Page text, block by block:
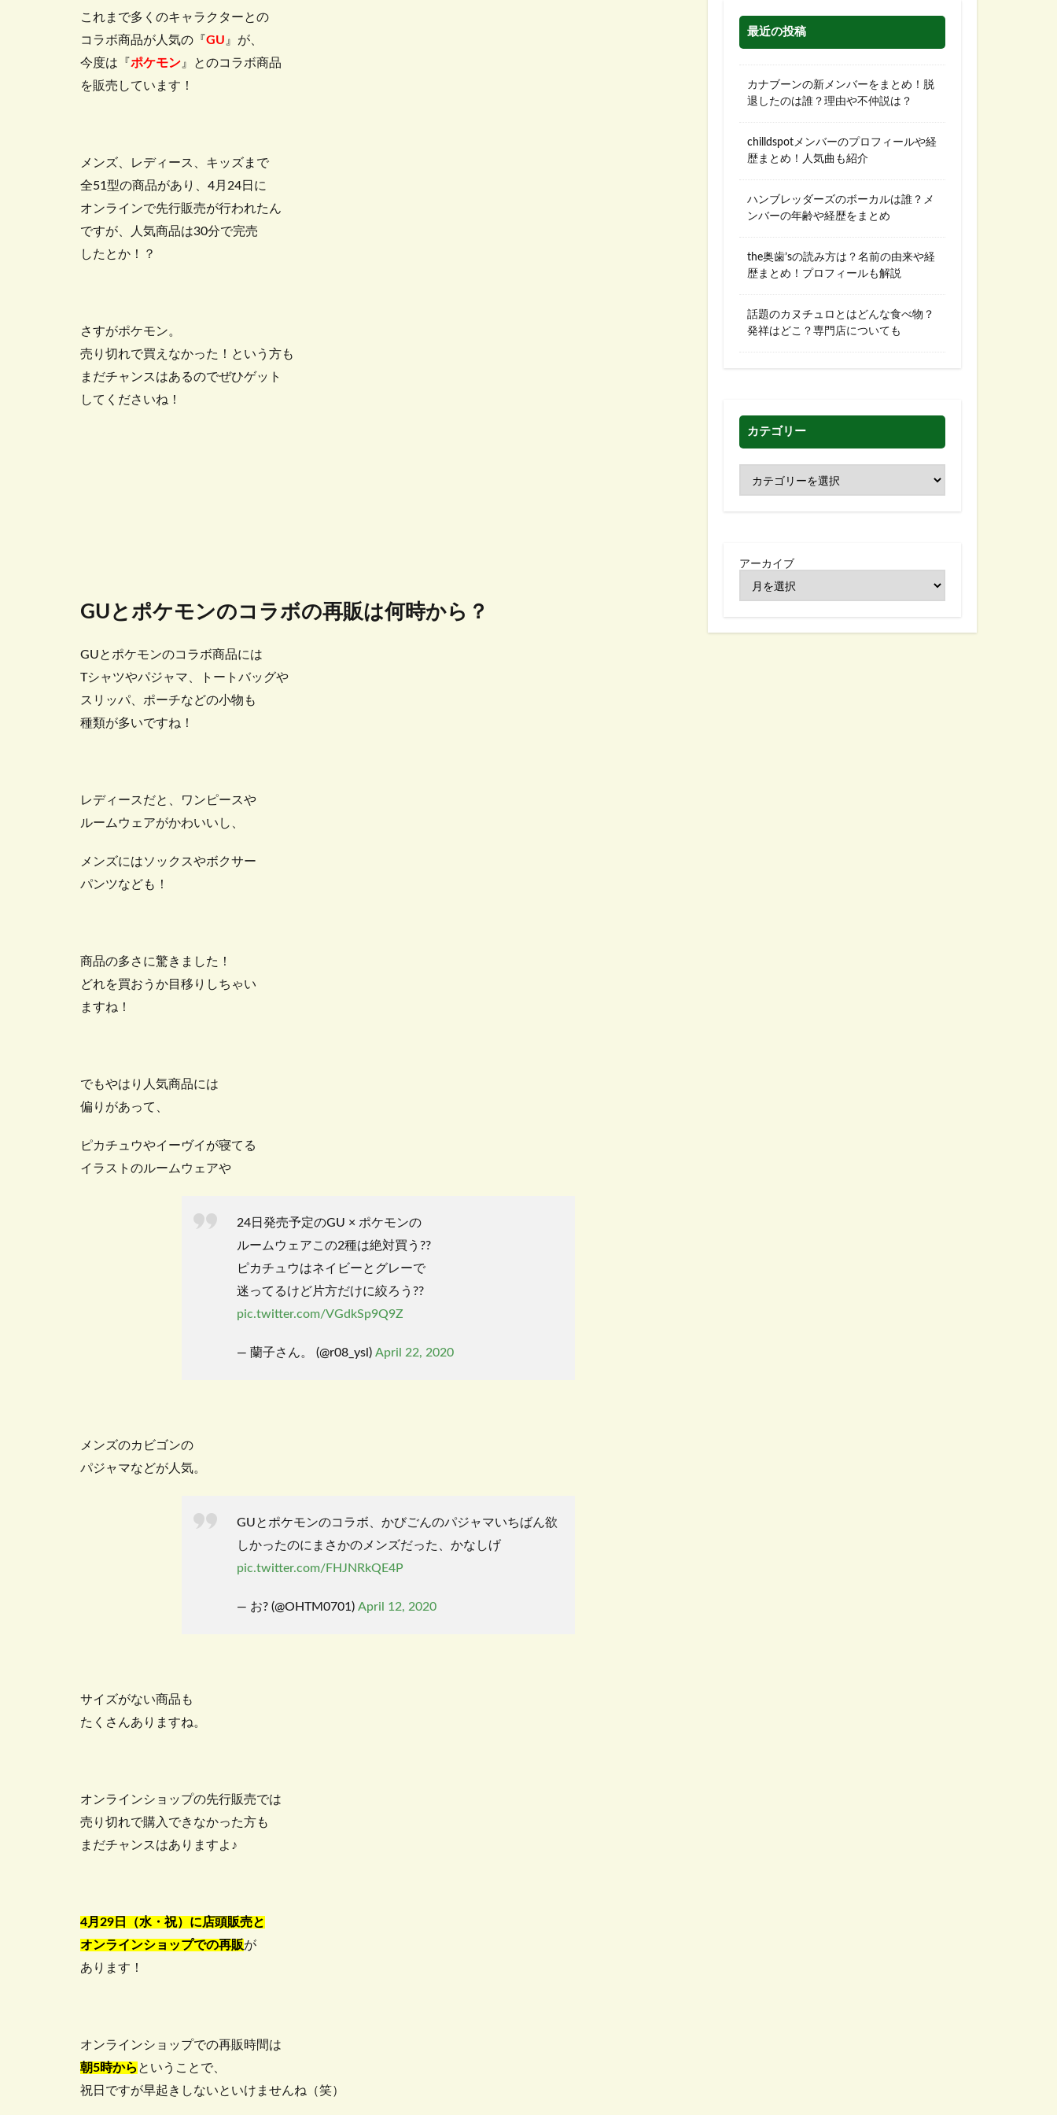
これまで多くのキャラクターとの
コラボ商品が人気の『 GU』が、
今度は『 ポケモン』とのコラボ商品
を販売しています！
メンズ、レディース、キッズまで
全51型の商品があり、4月24日に
オンラインで先行販売が行われたん
ですが、人気商品は30分で完売
したとか！？
さすがポケモン。
売り切れで買えなかった！という方も
まだチャンスはあるのでぜひゲット
してくださいね！
GUとポケモンのコラボの再販は何時から？
GUとポケモンのコラボ商品には
Tシャツやパジャマ、トートバッグや
スリッパ、ポーチなどの小物も
種類が多いですね！
レディースだと、ワンピースや
ルームウェアがかわいいし、
メンズにはソックスやボクサー
パンツなども！
商品の多さに驚きました！
どれを買おうか目移りしちゃい
ますね！
でもやはり人気商品には
偏りがあって、
ピカチュウやイーヴイが寝てる
イラストのルームウェアや
24日発売予定のGU × ポケモンの
ルームウェアこの2種は絶対買う??
ピカチュウはネイビーとグレーで
迷ってるけど片方だけに絞ろう??
pic.twitter.com/VGdkSp9Q9Z
— 蘭子さん。 (@r08_ysl) April 22, 2020
メンズのカビゴンの
パジャマなどが人気。
GUとポケモンのコラボ、かびごんのパジャマいちばん欲
しかったのにまさかのメンズだった、かなしげ
pic.twitter.com/FHJNRkQE4P
— お? (@OHTM0701) April 12, 2020
サイズがない商品も
たくさんありますね。
オンラインショップの先行販売では
売り切れで購入できなかった方も
まだチャンスはありますよ♪
4月29日（水・祝）に店頭販売と
オンラインショップでの再販が
あります！
オンラインショップでの再販時間は
朝5時から ということで、
祝日ですが早起きしないといけませんね（笑）
最近の投稿
カナブーンの新メンバーをまとめ！脱
退したのは誰？理由や不仲説は？
chilldspotメンバーのプロフィールや経
歴まとめ！人気曲も紹介
ハンブレッダーズのボーカルは誰？メ
ンバーの年齢や経歴をまとめ
the奥歯’sの読み方は？名前の由来や経
歴まとめ！プロフィールも解説
話題のカヌチュロとはどんな食べ物？
発祥はどこ？専門店についても
カテゴリー
アーカイブ